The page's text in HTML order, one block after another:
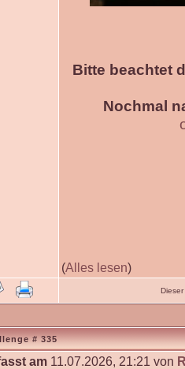
Bitte beachtet
Nochmal
(Alles lesen)
# 335
am 11.07.2026, 21:21 von